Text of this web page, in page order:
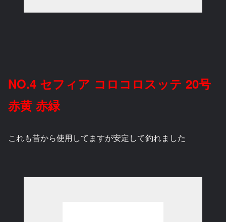
NO.4 セフィア コロコロスッテ 20号
赤黄 赤緑
これも昔から使用してますが安定して釣れました